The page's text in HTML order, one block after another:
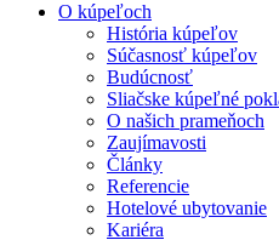
O kúpeľoch
História kúpeľov
Súčasnosť kúpeľov
Budúcnosť
Sliačske kúpeľné
O našich prameňoch
Zaujímavosti
Články
Referencie
Hotelové ubytovanie
Kariéra